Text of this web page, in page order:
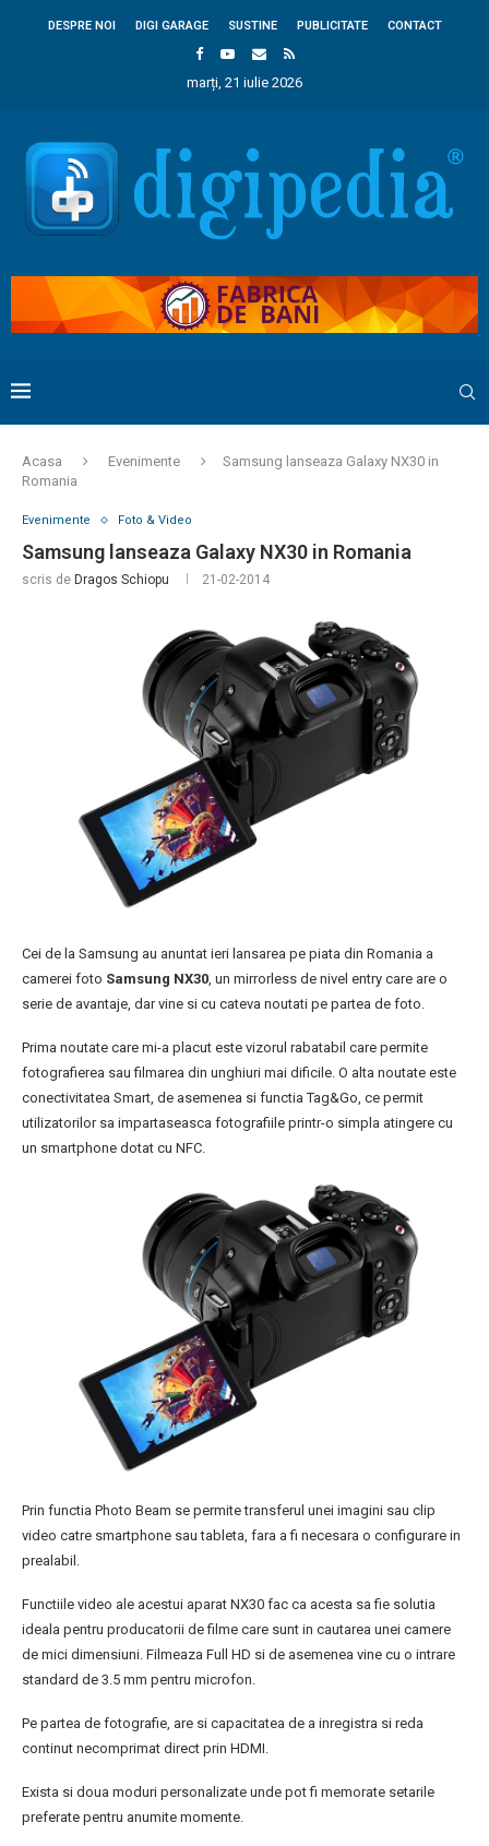
DESPRE NOI DIGI GARAGE SUSTINE PUBLICITATE CONTACT
marți, 21 iulie 2026
Acasa Evenimente
Samsung lanseaza Galaxy NX30 in
Romania
Evenimente Foto & Video
Samsung lanseaza Galaxy NX30 in Romania
scris de Dragos Schiopu 21-02-2014
Cei de la Samsung au anuntat ieri lansarea pe piata din Romania a
camerei foto Samsung NX30, un mirrorless de nivel entry care are o
serie de avantaje, dar vine si cu cateva noutati pe partea de foto.
Prima noutate care mi-a placut este vizorul rabatabil care permite
fotografierea sau filmarea din unghiuri mai dificile. O alta noutate este
conectivitatea Smart, de asemenea si functia Tag&Go, ce permit
utilizatorilor sa impartaseasca fotografiile printr-o simpla atingere cu
un smartphone dotat cu NFC.
Prin functia Photo Beam se permite transferul unei imagini sau clip
video catre smartphone sau tableta, fara a fi necesara o configurare in
prealabil.
Functiile video ale acestui aparat NX30 fac ca acesta sa fie solutia
ideala pentru producatorii de filme care sunt in cautarea unei camere
de mici dimensiuni. Filmeaza Full HD si de asemenea vine cu o intrare
standard de 3.5 mm pentru microfon.
Pe partea de fotografie, are si capacitatea de a inregistra si reda
continut necomprimat direct prin HDMI.
Exista si doua moduri personalizate unde pot fi memorate setarile
preferate pentru anumite momente.